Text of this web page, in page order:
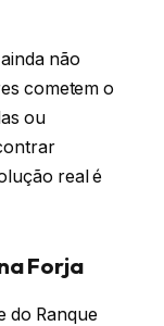
não
cometem o
ou
real é
Forja
do Ranque